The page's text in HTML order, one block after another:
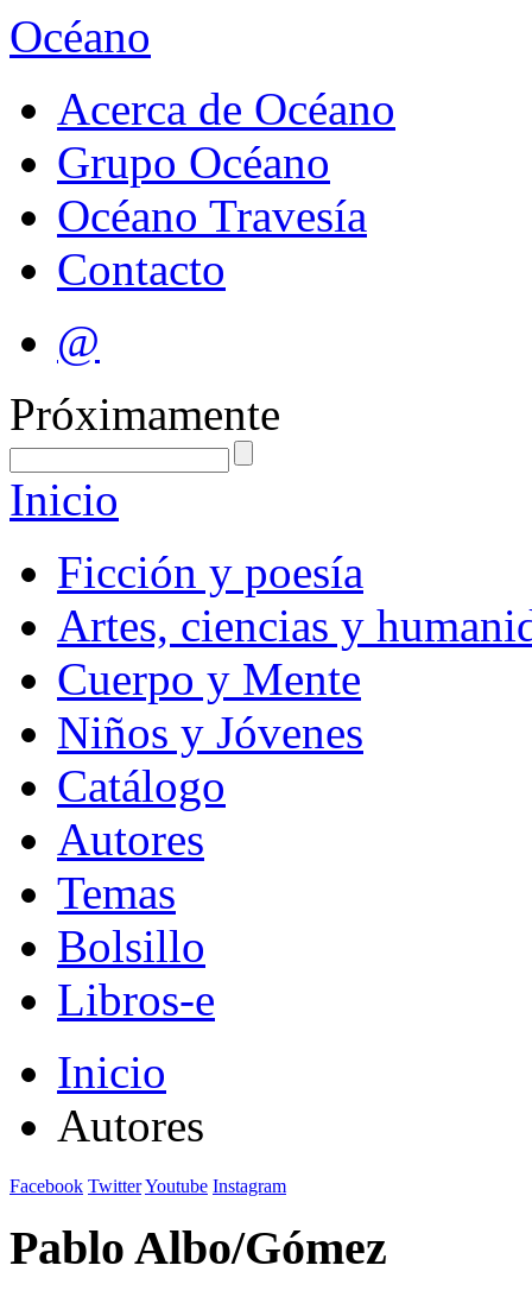
Océano
Acerca de Océano
Grupo Océano
Océano Travesía
Contacto
@
Próximamente
Inicio
Ficción y poesía
Artes, ciencias y
Cuerpo y Mente
Niños y Jóvenes
Catálogo
Autores
Temas
Bolsillo
Libros-e
Inicio
Autores
Facebook TwitterYoutube Instagram
Pablo Albo/Gómez